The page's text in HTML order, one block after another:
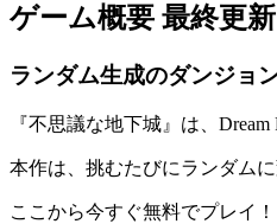
ゲーム概要 最終更
ランダム生成のダンジョ
『不思議な地下城』 は、Dream
本作は、挑むたびにランダム
ここから今すぐ無料でプレイ！